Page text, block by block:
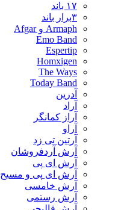
۱۷ باند
۳برار باند
Armaph و Afgar
Emo Band
Espertip
Homxigen
The Ways
Today Band
آدرین
آراد
آراز کمانگر
آراو
آرتین تی زد
آرش آردفروشان
آرش ای پی
آرش ای پی و مسیح
آرش خامسی
آرش رستمی